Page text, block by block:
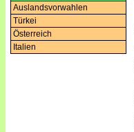
Auslandsvorwahlen
Türkei
Österreich
Italien